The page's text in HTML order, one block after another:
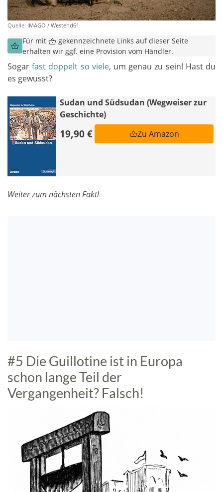
Quelle: IMAGO / Westend61
Für mit
gekennzeichnete Links auf dieser Seite
erhalten wir ggf. eine Provision vom Händler.
Sogar fast doppelt so viele, um genau zu sein! Hast du
es gewusst?
Sudan und Südsudan (Wegweiser zur
Geschichte)
19,90 € Zu Amazon
Weiter zum nächsten Fakt!
#5 Die Guillotine ist in Europa
schon lange Teil der
Vergangenheit? Falsch!